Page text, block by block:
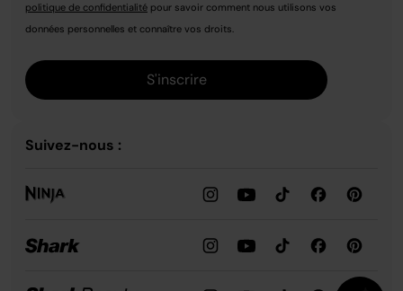
politique de confidentialité pour savoir comment nous utilisons vos
données personnelles et connaître vos droits.
S'inscrire
Suivez-nous :